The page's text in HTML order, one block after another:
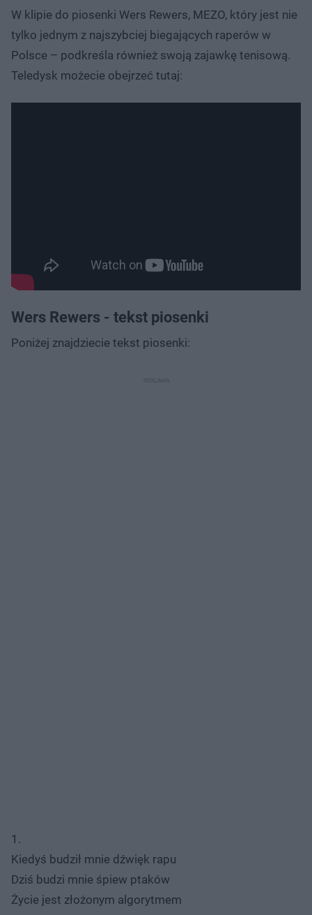
W klipie do piosenki Wers Rewers, MEZO, który jest nie
tylko jednym z najszybciej biegających raperów w
Polsce – podkreśla również swoją zajawkę tenisową.
Teledysk możecie obejrzeć tutaj:
Wers Rewers - tekst piosenki
Poniżej znajdziecie tekst piosenki:
1.
Kiedyś budził mnie dźwięk rapu
Dziś budzi mnie śpiew ptaków
Życie jest złożonym algorytmem